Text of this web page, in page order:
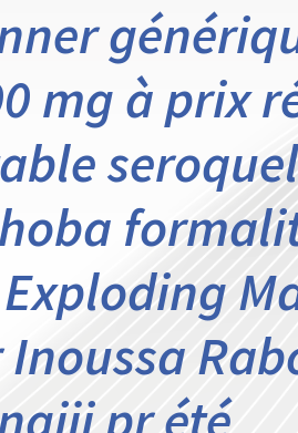
mg à prix
pr été